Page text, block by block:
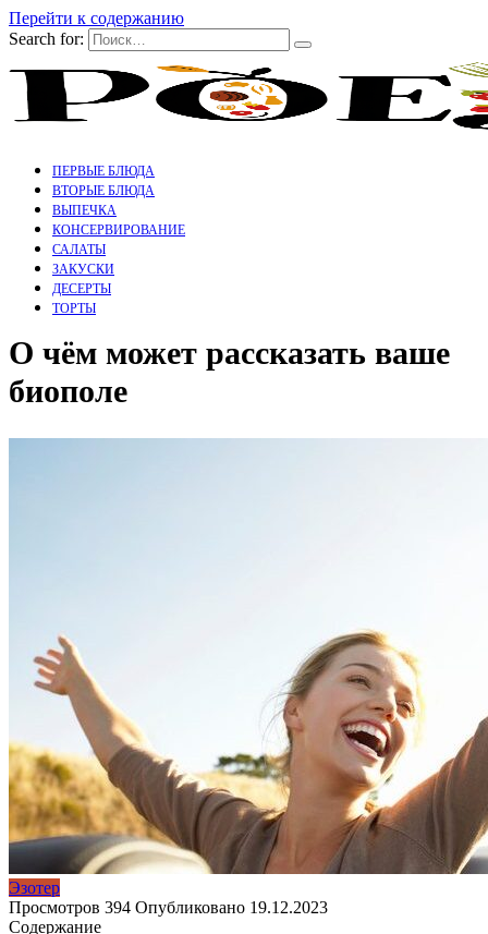
Перейти к содержанию
Search for:
ПЕРВЫЕ БЛЮДА
ВТОРЫЕ БЛЮДА
ВЫПЕЧКА
КОНСЕРВИРОВАНИЕ
САЛАТЫ
ЗАКУСКИ
ДЕСЕРТЫ
ТОРТЫ
О чём может рассказать ваше
биополе
Эзотер
Просмотров 394 Опубликовано 19.12.2023
Содержание